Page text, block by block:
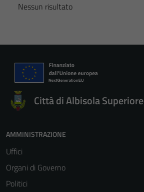
Nessun risultato
Città di Albisola Superiore
AMMINISTRAZIONE
Uffici
Organi di Governo
Politici